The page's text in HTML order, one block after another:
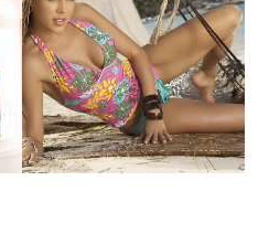
LA ALTURA DE LAS
MODELOS MAS
BAJITAS